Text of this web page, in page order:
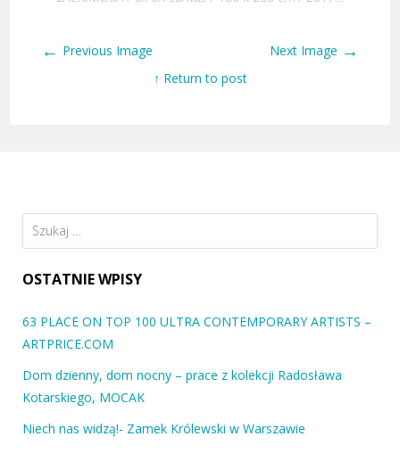
← Previous Image Next Image →
↑ Return to post
Szukaj:
OSTATNIE WPISY
63 PLACE ON TOP 100 ULTRA CONTEMPORARY ARTISTS –
ARTPRICE.COM
Dom dzienny, dom nocny – prace z kolekcji Radosława
Kotarskiego, MOCAK
Niech nas widzą!- Zamek Królewski w Warszawie